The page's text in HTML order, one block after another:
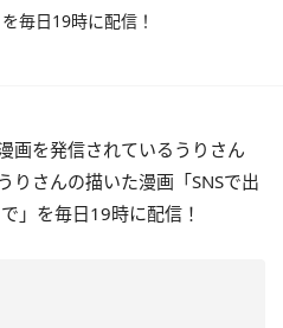
毎日19時に配信！
画を発信されているうりさん
りさんの描いた漫画「SNSで出
」を毎日19時に配信！